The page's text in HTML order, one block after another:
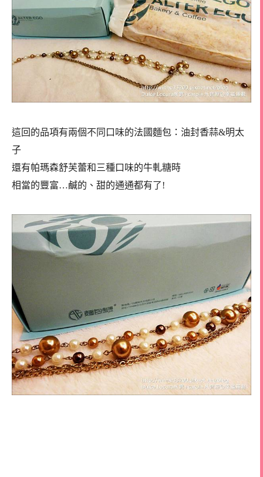
這回的品項有兩個不同口味的法國麵包：油封香蒜&明太
子
還有帕瑪森舒芙蕾和三種口味的牛軋糖時
相當的豐富…鹹的、甜的通通都有了!